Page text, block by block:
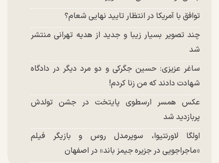
توافق با آمریکا در انتظار تایید نهایی شعام؟
چند تصویر بسیار زیبا و جدید از هدیه تهرانی منتشر
شد
ساغر عزیزی: حسین جگرکی و دو مرد دیگر در دادگاه
شهادت دادند که من زنا کردم!
عکس همسر ارسطوی پایتخت در جشن تولدش
پربازدید شد
اولگا لاورنتیوا، سوپرمدل روس و بازیگر فیلم
«ماجراجویی در جزیره جیمز باند» در اصفهان